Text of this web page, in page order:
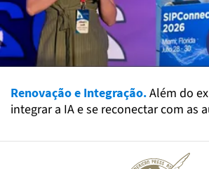
Renovação e Integração.Além do
integrar a IA e se reconectar com as